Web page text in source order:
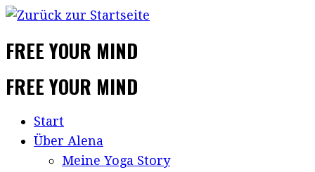
FREE YOUR MIND
FREE YOUR MIND
Start
Über Alena
Meine Yoga Story